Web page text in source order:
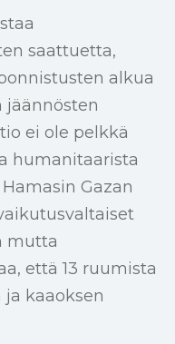
saattuetta,
alkua
jäännösten
ei ole pelkkä
humanitaarista
Gazan
mutta
että 13 ruumista
kaaoksen